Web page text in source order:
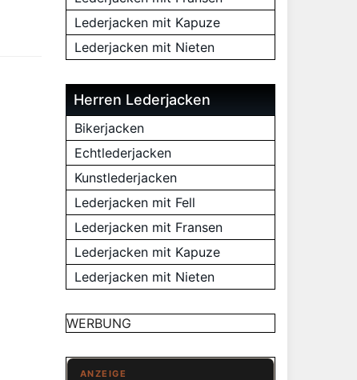
Lederjacken mit Kapuze
Lederjacken mit Nieten
Herren Lederjacken
Bikerjacken
Echtlederjacken
Kunstlederjacken
Lederjacken mit Fell
Lederjacken mit Fransen
Lederjacken mit Kapuze
Lederjacken mit Nieten
WERBUNG
ANZEIGE